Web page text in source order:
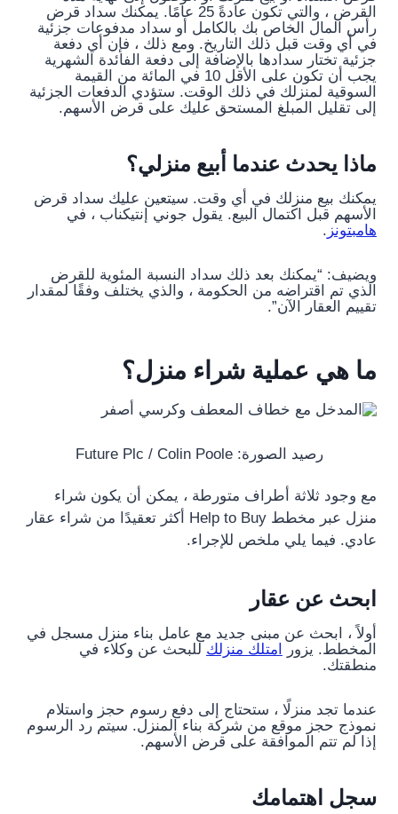
القرض ، والتي تكون عادةً 25 عامًا. يمكنك سداد قرض
رأس المال الخاص بك بالكامل أو سداد مدفوعات جزئية
في أي وقت قبل ذلك التاريخ. ومع ذلك ، فإن أي دفعة
جزئية تختار سدادها بالإضافة إلى دفعة الفائدة الشهرية
يجب أن تكون على الأقل 10 في المائة من القيمة
السوقية لمنزلك في ذلك الوقت. ستؤدي الدفعات الجزئية
إلى تقليل المبلغ المستحق عليك على قرض الأسهم.
ماذا يحدث عندما أبيع منزلي؟
يمكنك بيع منزلك في أي وقت. سيتعين عليك سداد قرض
الأسهم قبل اكتمال البيع. يقول جوني إنتيكناب ، في
هامبتونز .
ويضيف: “يمكنك بعد ذلك سداد النسبة المئوية للقرض
الذي تم اقتراضه من الحكومة ، والذي يختلف وفقًا لمقدار
تقييم العقار الآن”.
ما هي عملية شراء منزل؟
رصيد الصورة: Future Plc / Colin Poole
مع وجود ثلاثة أطراف متورطة ، يمكن أن يكون شراء
منزل عبر مخطط Help to Buy أكثر تعقيدًا من شراء عقار
عادي. فيما يلي ملخص للإجراء.
ابحث عن عقار
أولاً ، ابحث عن مبنى جديد مع عامل بناء منزل مسجل في
المخطط. يزور
امتلك منزلك للبحث عن وكلاء في
منطقتك.
عندما تجد منزلًا ، ستحتاج إلى دفع رسوم حجز واستلام
نموذج حجز موقع من شركة بناء المنزل. سيتم رد الرسوم
إذا لم تتم الموافقة على قرض الأسهم.
سجل اهتمامك